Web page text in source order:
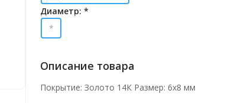
Диаметр: *
*
Описание товара
Покрытие: Золото 14К Размер: 6х8 мм